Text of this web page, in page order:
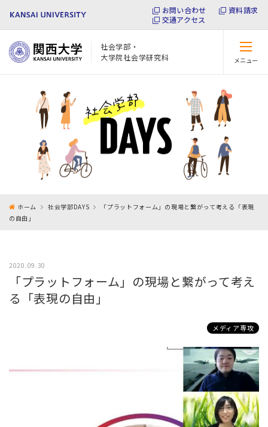
お問い合わせ
資料請求
交通アクセス
社会学部・
大学院社会学研究科
メニュー
ホーム 社会学部DAYS
「プラットフォーム」の現場と繋がって考える「表現
の自由」
2020.09.30
「プラットフォーム」の現場と繋がって考え
る「表現の自由」
メディア専攻